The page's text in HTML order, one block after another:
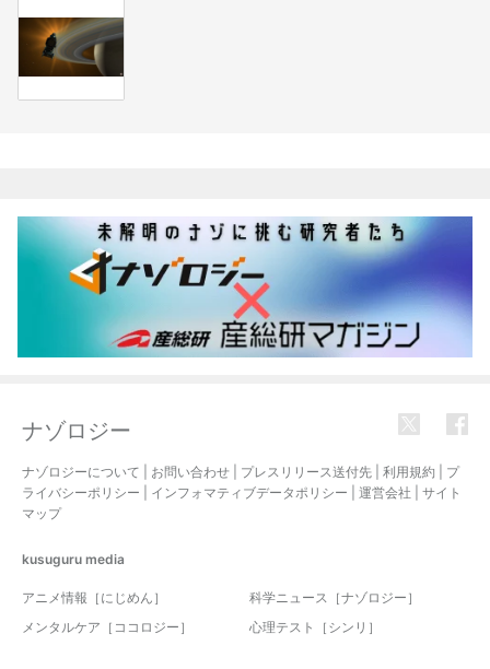
ナゾロジー
ナゾロジーについて お問い合わせ プレスリリース送付先 利用規約
プ
ライバシーポリシー
インフォマティブデータポリシー 運営会社
サイト
マップ
kusuguru media
アニメ情報［にじめん］
科学ニュース［ナゾロジー］
メンタルケア［ココロジー］
心理テスト［シンリ］